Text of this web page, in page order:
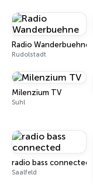
Radio Wanderbuehne
Rudolstadt
Milenzium TV
Suhl
radio bass connected
Saalfeld